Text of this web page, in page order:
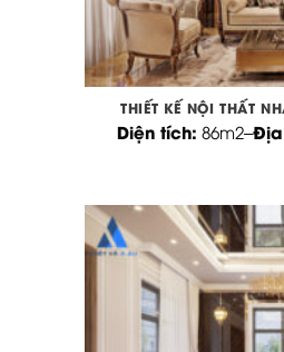
THIẾT KẾ NỘI THẤT
Diện tích: 86m2–